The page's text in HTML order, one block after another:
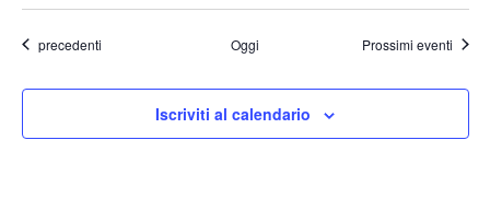
Eventi
precedenti Oggi Prossimi eventi
Iscriviti al calendario